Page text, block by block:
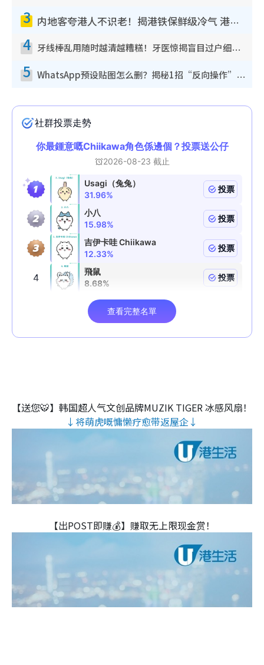
3 内地客夸港人不识老！揭港铁保鲜级冷气 港人求放过：别投诉
4 牙线棒乱用随时越清越糟糕！牙医惊揭盲目过户细菌恐致龋齿：这种才是日常真保养
5 WhatsApp预设贴图怎么删？揭秘1招“反向操作”还原简洁界面 附3步实测教程
【送您🐯】韩国超人气文创品牌MUZIK TIGER 冰感风扇！
↓将萌虎嘅慵懒疗愈带返屋企↓
【出POST即赚💰】赚取无上限现金赏！